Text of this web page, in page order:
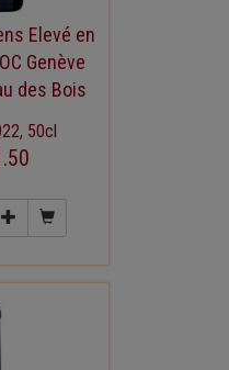
Elevé en
Genève
des Bois
50cl